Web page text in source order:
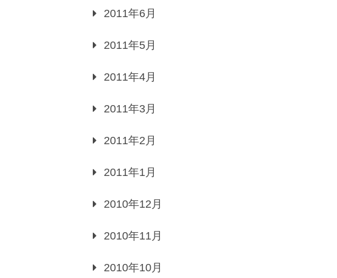
2011年6月
2011年5月
2011年4月
2011年3月
2011年2月
2011年1月
2010年12月
2010年11月
2010年10月